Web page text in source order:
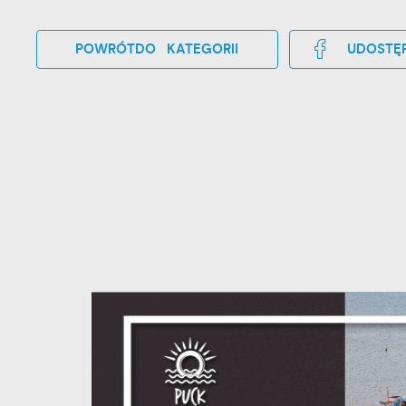
POWRÓTDO KATEGORII